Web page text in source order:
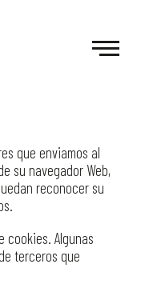
enviamos al
su navegador Web,
reconocer su
Algunas
terceros que